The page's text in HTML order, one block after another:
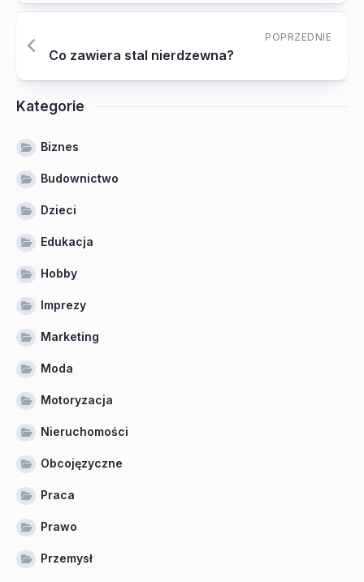
POPRZEDNIE
Co zawiera stal nierdzewna?
Kategorie
Biznes
Budownictwo
Dzieci
Edukacja
Hobby
Imprezy
Marketing
Moda
Motoryzacja
Nieruchomości
Obcojęzyczne
Praca
Prawo
Przemysł